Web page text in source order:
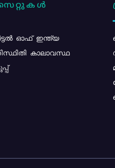
ഓഫ് ഇന്ത്യ
കാലാവസ്ഥ